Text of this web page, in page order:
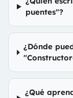
puentes"?
¿Dónde
¿Qué